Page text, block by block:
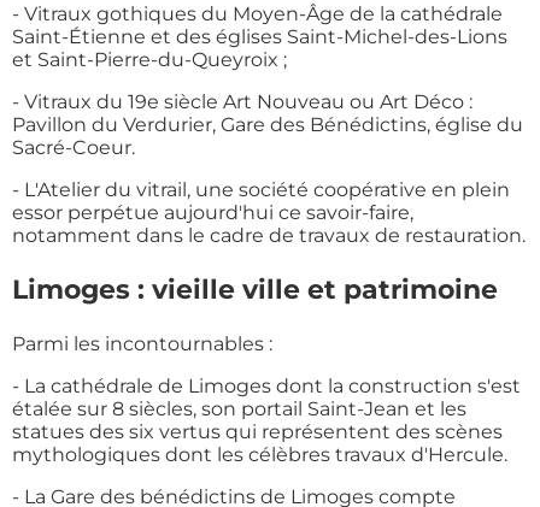
- Vitraux gothiques du Moyen-Âge de la cathédrale
Saint-Étienne et des églises Saint-Michel-des-Lions
et Saint-Pierre-du-Queyroix ;
- Vitraux du 19e siècle Art Nouveau ou Art Déco :
Pavillon du Verdurier, Gare des Bénédictins, église du
Sacré-Coeur.
- L'Atelier du vitrail, une société coopérative en plein
essor perpétue aujourd'hui ce savoir-faire,
notamment dans le cadre de travaux de restauration.
Limoges : vieille ville et patrimoine
Parmi les incontournables :
- La cathédrale de Limoges dont la construction s'est
étalée sur 8 siècles, son portail Saint-Jean et les
statues des six vertus qui représentent des scènes
mythologiques dont les célèbres travaux d'Hercule.
- La Gare des bénédictins de Limoges compte